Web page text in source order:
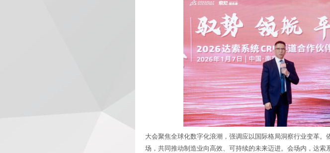
大会聚焦全球化数字化浪潮，强调应以国际格局洞察行业变革
场，共同推动制造业向高效、可持续的未来迈进。会场内，达索